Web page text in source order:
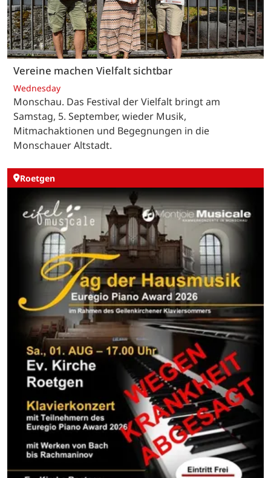
Vereine machen Vielfalt sichtbar
Wednesday
Monschau. Das Festival der Vielfalt bringt am
Samstag, 5. September, wieder Musik,
Mitmachaktionen und Begegnungen in die
Monschauer Altstadt.
Roetgen